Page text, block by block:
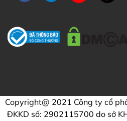
Copyright@ 2021 Công ty cổ
ĐKKD số: 2902115700 do sở